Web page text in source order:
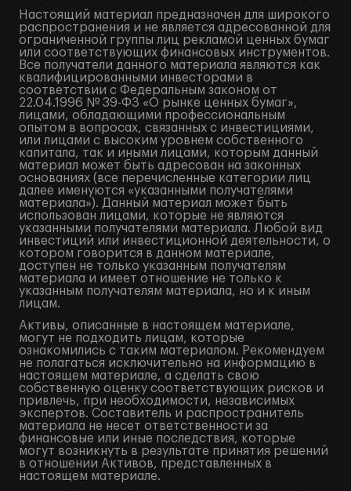
Настоящий материал предназначен для широкого
распространения и не является адресованной для
ограниченной группы лиц рекламой ценных бумаг
или соответствующих финансовых инструментов.
Все получатели данного материала являются как
квалифицированными инвесторами в
соответствии с Федеральным законом от
22.04.1996 № 39-ФЗ «О рынке ценных бумаг»,
лицами, обладающими профессиональным
опытом в вопросах, связанных с инвестициями,
или лицами с высоким уровнем собственного
капитала, так и иными лицами, которым данный
материал может быть адресован на законных
основаниях (все перечисленные категории лиц
далее именуются «указанными получателями
материала»). Данный материал может быть
использован лицами, которые не являются
указанными получателями материала. Любой вид
инвестиций или инвестиционной деятельности, о
котором говорится в данном материале,
доступен не только указанным получателям
материала и имеет отношение не только к
указанным получателям материала, но и к иным
лицам.
Активы, описанные в настоящем материале,
могут не подходить лицам, которые
ознакомились с таким материалом. Рекомендуем
не полагаться исключительно на информацию в
настоящем материале, а сделать свою
собственную оценку соответствующих рисков и
привлечь, при необходимости, независимых
экспертов. Составитель и распространитель
материала не несет ответственности за
финансовые или иные последствия, которые
могут возникнуть в результате принятия решений
в отношении Активов, представленных в
настоящем материале.